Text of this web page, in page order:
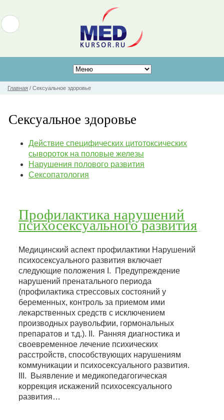
Главная / Сексуальное здоровье
Сексуальное здоровье
Действие специфических цитотоксических
сывороток на половые железы
Нарушения полового развития
Сексопатология
Профилактика нарушений
психосексуального развития
Медицинский аспект профилактики Нарушений
психосексуального развития включает
следующие положения I. Предупреждение
нарушений пренатального периода
(профилактика стрессовых состояний у
беременных, контроль за приемом ими
лекарственных средств с исключением
производных раувольфии, гормональных
препаратов и т.д.). II. Ранняя диагностика и
своевременное лечение психических
расстройств, способствующих нарушениям
коммуникации и психосексуального развития.
III. Выявление и медикопедагогическая
коррекция искажений психосексуального
развития…